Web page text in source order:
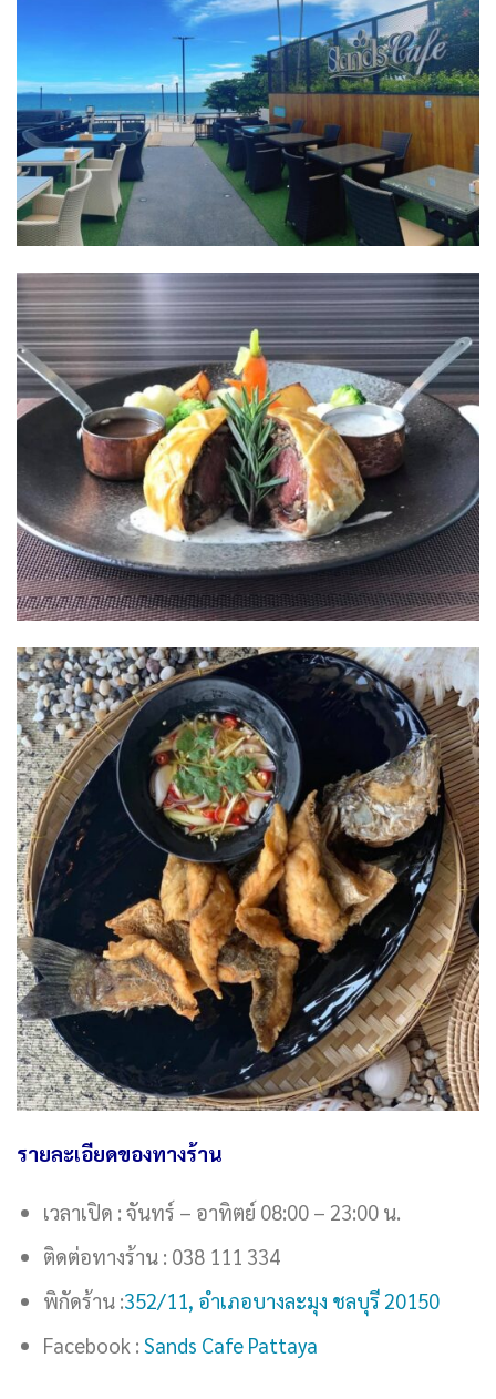
รายละเอียดของทางร้าน
เวลาเปิด : จันทร์ – อาทิตย์ 08:00 – 23:00 น.
ติดต่อทางร้าน : 038 111 334
พิกัดร้าน :352/11, อำเภอบางละมุง ชลบุรี 20150
Facebook : Sands Cafe Pattaya